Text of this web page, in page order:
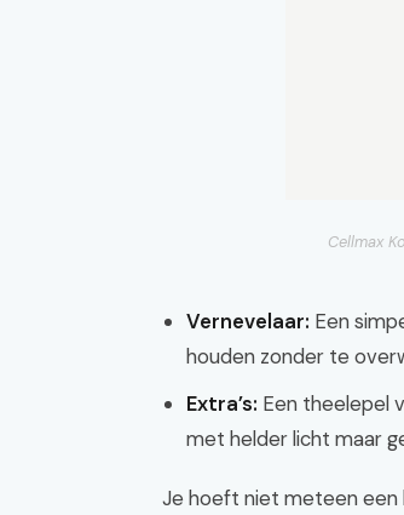
Cellmax
Vernevelaar: Een
houden zonder te
Extra’s: Een theelepel
met helder licht maar
Je hoeft niet meteen een